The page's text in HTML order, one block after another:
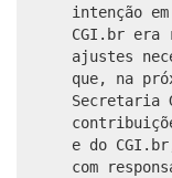
intenção
CGI.br era
ajustes
que, na
Secretaria
e do
com